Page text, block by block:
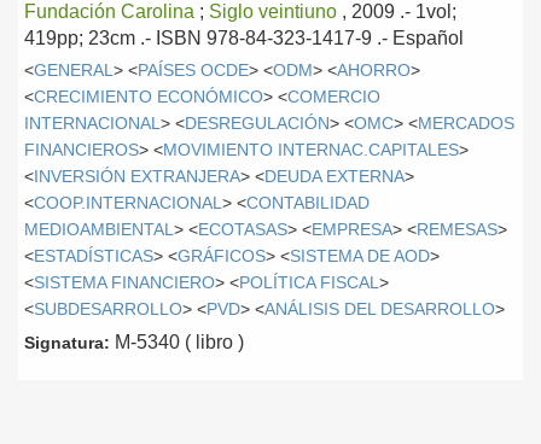
Fundación Carolina ; Siglo veintiuno , 2009 .- 1vol;
419pp; 23cm .- ISBN 978-84-323-1417-9 .- Español
<GENERAL > <PAÍSES OCDE> <ODM> <AHORRO>
<CRECIMIENTO ECONÓMICO> <COMERCIO
INTERNACIONAL > <DESREGULACIÓN> <OMC> <MERCADOS
FINANCIEROS> <MOVIMIENTO INTERNAC.CAPITALES>
<INVERSIÓN EXTRANJERA> <DEUDA EXTERNA>
<COOP.INTERNACIONAL > <CONTABILIDAD
MEDIOAMBIENTAL > <ECOTASAS> <EMPRESA> <REMESAS>
<ESTADÍSTICAS> <GRÁFICOS> <SISTEMA DE AOD>
<SISTEMA FINANCIERO> <POLÍTICA FISCAL >
<SUBDESARROLLO> <PVD> <ANÁLISIS DEL DESARROLLO>
Signatura: M-5340 ( libro )